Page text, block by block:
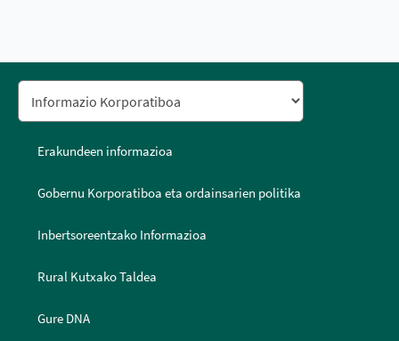
Erakundeen informazioa
Gobernu Korporatiboa eta ordainsarien politika
Inbertsoreentzako Informazioa
Rural Kutxako Taldea
Gure DNA